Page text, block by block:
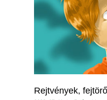
Rejtvények,